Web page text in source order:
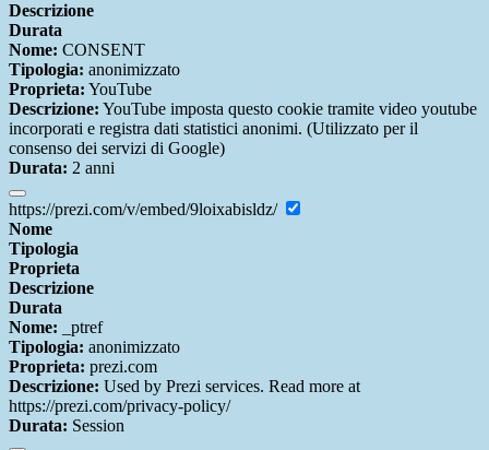
Descrizione
Durata
Nome: CONSENT
Tipologia: anonimizzato
Proprieta: YouTube
Descrizione: YouTube imposta questo cookie tramite video youtube
incorporati e registra dati statistici anonimi. (Utilizzato per il
consenso dei servizi di Google)
Durata: 2 anni
https://prezi.com/v/embed/9loixabisldz/
Nome
Tipologia
Proprieta
Descrizione
Durata
Nome: _ptref
Tipologia: anonimizzato
Proprieta: prezi.com
Descrizione: Used by Prezi services. Read more at
https://prezi.com/privacy-policy/
Durata: Session